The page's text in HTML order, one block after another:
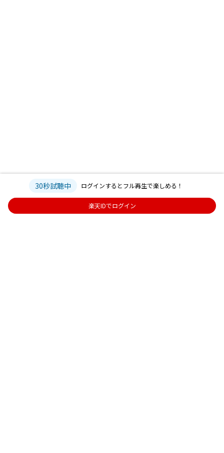
30秒試聴中 ログインするとフル再生で楽しめる！
楽天IDでログイン